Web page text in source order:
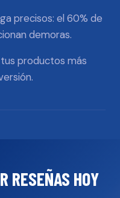
precisos: el 60% de
demoras.
productos más
RESEÑAS HOY